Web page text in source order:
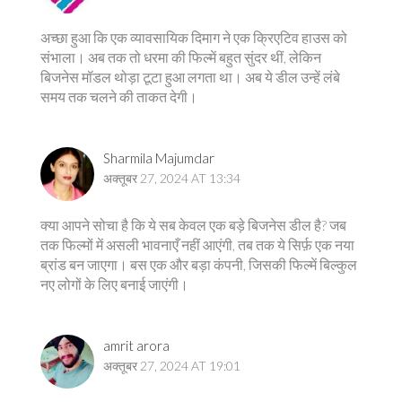
अच्छा हुआ कि एक व्यावसायिक दिमाग ने एक क्रिएटिव हाउस को
संभाला। अब तक तो धरमा की फिल्में बहुत सुंदर थीं, लेकिन
बिजनेस मॉडल थोड़ा टूटा हुआ लगता था। अब ये डील उन्हें लंबे
समय तक चलने की ताकत देगी।
Sharmila Majumdar
अक्तूबर 27, 2024 AT 13:34
क्या आपने सोचा है कि ये सब केवल एक बड़े बिजनेस डील है? जब
तक फिल्मों में असली भावनाएँ नहीं आएंगी, तब तक ये सिर्फ़ एक नया
ब्रांड बन जाएगा। बस एक और बड़ा कंपनी, जिसकी फिल्में बिल्कुल
नए लोगों के लिए बनाई जाएंगी।
amrit arora
अक्तूबर 27, 2024 AT 19:01